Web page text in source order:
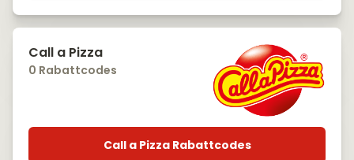
Call a Pizza
0 Rabattcodes
Call a Pizza Rabattcodes